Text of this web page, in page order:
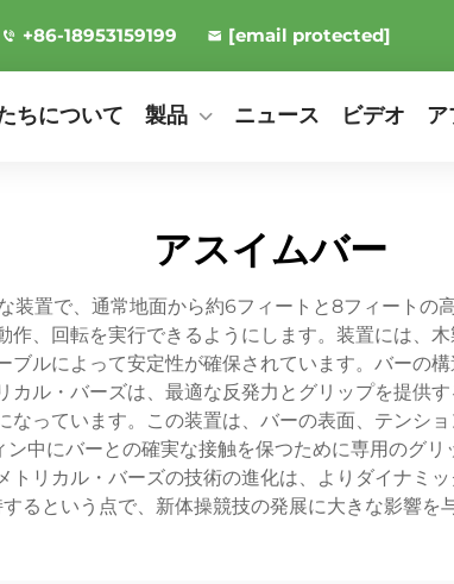
+86-18953159199 [email protected]
ちについて 製品 ニュース ビデオ ア
アスイムバー
装置で、通常地面から約6フィートと8フィートの
、回転を実行できるようにします。装置には、
ルによって安定性が確保されています。バーの
ル・バーズは、最適な反発力とグリップを提供
っています。この装置は、バーの表面、テンシ
中にバーとの確実な接触を保つために専用のグ
リカル・バーズの技術の進化は、よりダイナミ
るという点で、新体操競技の発展に大きな影響を